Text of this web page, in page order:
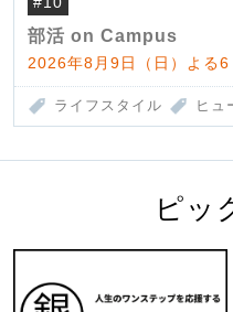
部活 on Campus
2026年8月9日（日）よる
ライフスタイル ヒュ
ピッ